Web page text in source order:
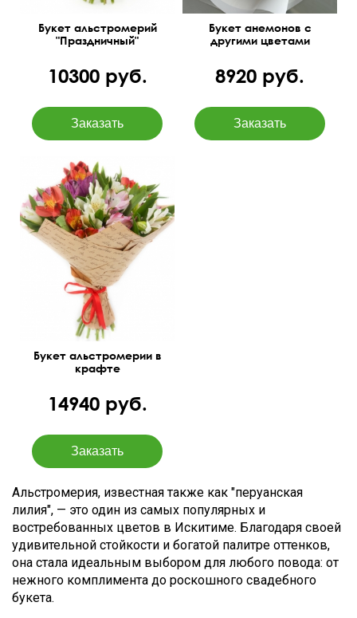
Букет альстромерий
"Праздничный"
10300 руб.
Букет анемонов с
другими цветами
8920 руб.
Бесплатная доставка
цветов в Искитиме
Букет альстромерии в
крафте
14940 руб.
Альстромерия, известная также как "перуанская
лилия", — это один из самых популярных и
востребованных цветов в Искитиме. Благодаря своей
удивительной стойкости и богатой палитре оттенков,
она стала идеальным выбором для любого повода: от
нежного комплимента до роскошного свадебного
букета.